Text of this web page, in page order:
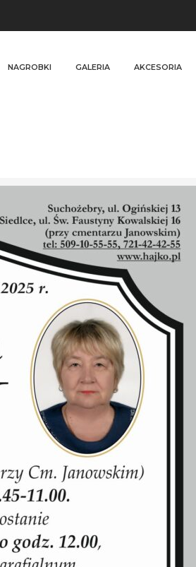
NAGROBKI GALERIA AKCESORIA